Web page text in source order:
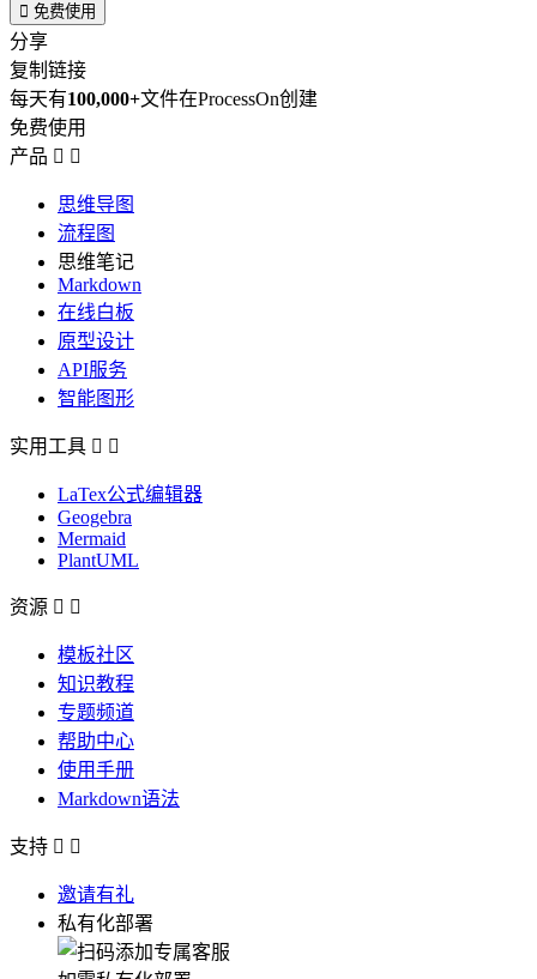
 免费使用
分享
复制链接
每天有100,000+文件在ProcessOn创建
免费使用
产品  
思维导图
流程图
思维笔记
Markdown
在线白板
原型设计
API服务
智能图形
实用工具  
LaTex公式编辑器
Geogebra
Mermaid
PlantUML
资源  
模板社区
知识教程
专题频道
帮助中心
使用手册
Markdown语法
支持  
邀请有礼
私有化部署